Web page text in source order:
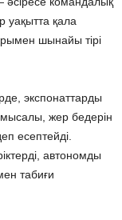
уақытта қала
шынайы тірі
экспонаттарды
мысалы, жер бедерін
есептейді.
автономды
табиғи